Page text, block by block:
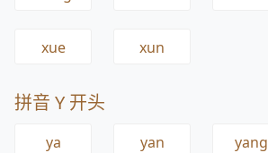
xue xun
拼音 Y 开头
ya yan yang